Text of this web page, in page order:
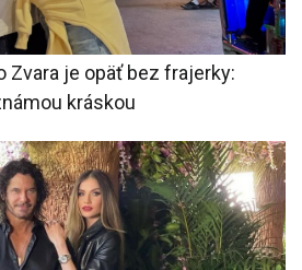
Zvara je opäť bez frajerky:
kráskou